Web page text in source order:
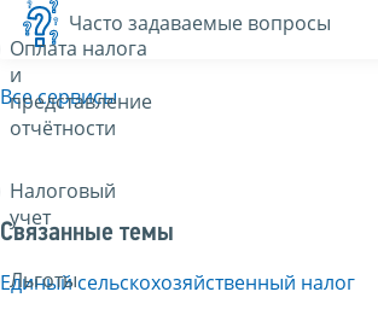
Оплата налога
и
представление
отчётности
Налоговый
учет
Льготы
Часто задаваемые вопросы
Все сервисы
Связанные темы
Единый сельскохозяйственный налог